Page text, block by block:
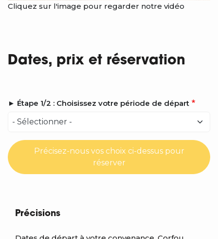
Cliquez sur l'image pour regarder notre vidéo
Dates, prix et réservation
► Étape 1/2 : Choisissez votre période de départ
Précisez-nous vos choix ci-dessus pour
réserver
Précisions